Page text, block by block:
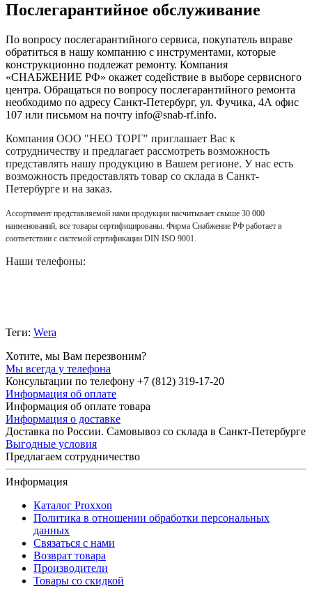
Послегарантийное обслуживание
По вопросу послегарантийного сервиса, покупатель вправе
обратиться в нашу компанию с инструментами, которые
конструкционно подлежат ремонту. Компания
«СНАБЖЕНИЕ РФ» окажет содействие в выборе сервисного
центра. Обращаться по вопросу послегарантийного ремонта
необходимо по адресу Санкт-Петербург, ул. Фучика, 4А офис
107 или письмом на почту info@snab-rf.info.
Компания ООО "НЕО ТОРГ" приглашает Вас к
сотрудничеству и предлагает рассмотреть возможность
представлять нашу продукцию в Вашем регионе. У нас есть
возможность предоставлять товар со склада в Санкт-
Петербурге и на заказ.
Ассортимент представляемой нами продукции насчитывает свыше 30 000
наименований, все товары сертифицированы. Фирма Снабжение РФ работает в
соответствии с системой сертификации DIN ISO 9001.
Наши телефоны:
Теги: Wera
Хотите, мы Вам перезвоним?
Мы всегда у телефона
Консультации по телефону +7 (812) 319-17-20
Информация об оплате
Информация об оплате товара
Информация о доставке
Доставка по России. Самовывоз со склада в Санкт-Петербурге
Выгодные условия
Предлагаем сотрудничество
Информация
Каталог Proxxon
Политика в отношении обработки персональных
данных
Связаться с нами
Возврат товара
Производители
Товары со скидкой